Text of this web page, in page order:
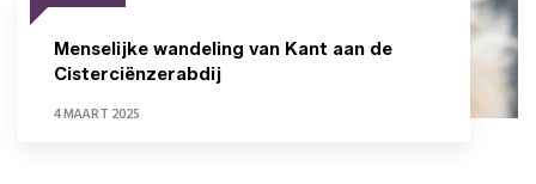
Menselijke wandeling van Kant aan de
Cisterciënzerabdij
4 MAART 2025